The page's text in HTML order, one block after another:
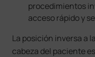
procedimientos
acceso rápido y
La posición inversa a
cabeza del paciente